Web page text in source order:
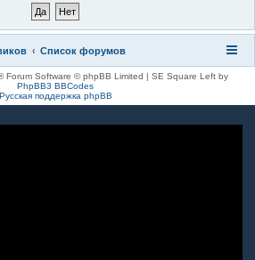
Список форумов
Forum Software © phpBB Limited | SE Square Left by
PhpBB3 BBCodes
Русская поддержка phpBB